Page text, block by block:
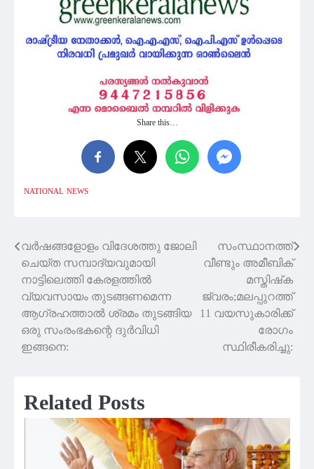
Share this…
NATIONAL NEWS
Post
navigation
വര്‍ഷങ്ങളോളം വിദേശത്തു ജോലി
ചെയ്ത സമ്പാദ്യവുമായി
നാട്ടിലെത്തി കേരളത്തില്‍
വ്യവസായം തുടങ്ങണമെന്ന
ആഗ്രഹത്താല്‍ ശ്രമം തുടങ്ങിയ
ഒരു സംരംഭകന്റെ ദുര്‍വിധി
ഇങ്ങനെ:
സംസ്ഥാനത്ത്
വീണ്ടും അമീബിക്
മസ്തിഷ്‌ക
ജ്വരം;മലപ്പുറത്ത്
11 വയസുകാരിക്ക്
രോഗം
സ്ഥിരീകരിച്ചു:
Related Posts